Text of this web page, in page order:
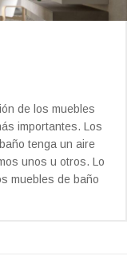
de los muebles
importantes. Los
tenga un aire
unos u otros. Lo
muebles de baño